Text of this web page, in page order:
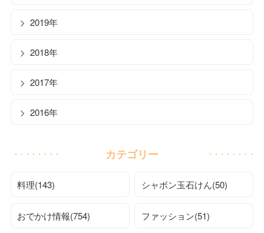
2019年
2018年
2017年
2016年
カテゴリー
料理(143) シャボン玉石けん(50)
おでかけ情報(754) ファッション(51)